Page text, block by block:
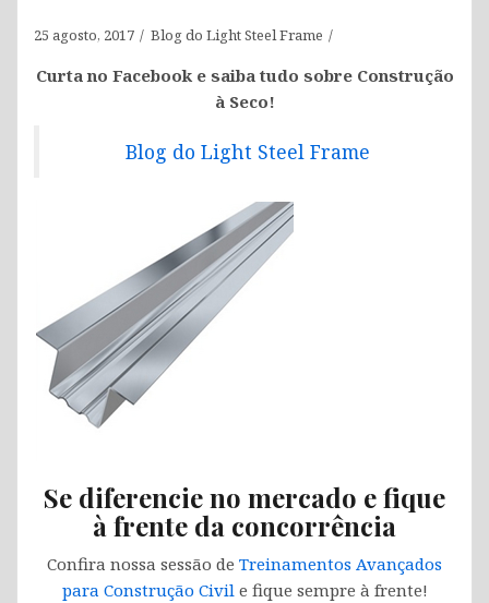
25 agosto, 2017 Blog do Light Steel Frame
Curta no Facebook e saiba tudo sobre Construção
à Seco!
Blog do Light Steel Frame
Se diferencie no mercado e fique
à frente da concorrência
Confira nossa sessão de Treinamentos Avançados
para Construção Civile fique sempre à frente!